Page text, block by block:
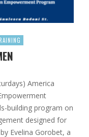
America
building program on
designed for
Evelina Gorobet, a